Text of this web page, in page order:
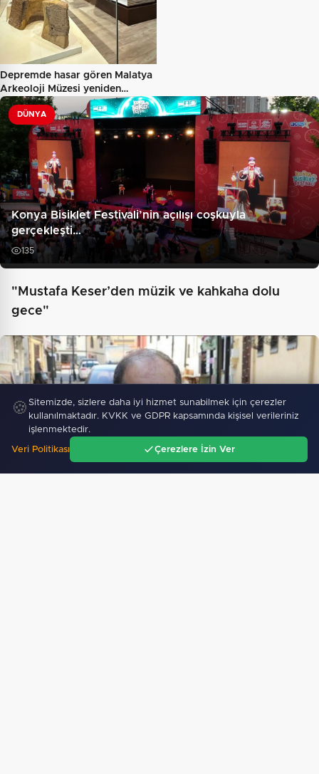
Depremde hasar gören Malatya
Arkeoloji Müzesi yeniden…
DÜNYA
Konya Bisiklet Festivali’nin açılışı coşkuyla
gerçekleşti…
135
"Mustafa Keser’den müzik ve kahkaha dolu
gece"
🍪 Sitemizde, sizlere daha iyi hizmet sunabilmek için çerezler
kullanılmaktadır. KVKK ve GDPR kapsamında kişisel verileriniz
işlenmektedir.
Veri Politikası Çerezlere İzin Ver
Gündem Ara Menü